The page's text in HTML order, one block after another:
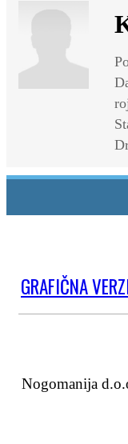
GRAFIČNA
Nogomanija